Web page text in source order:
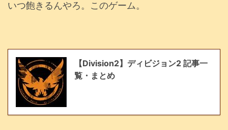
いつ飽きるんやろ。このゲーム。
【Division2】ディビジョン2 記事一
覧・まとめ